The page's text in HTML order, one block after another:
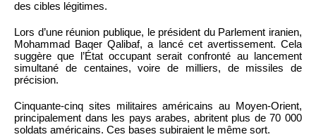
des cibles légitimes.
Lors d’une réunion publique, le président du Parlement iranien,
Mohammad Baqer Qalibaf, a lancé cet avertissement. Cela
suggère que l’État occupant serait confronté au lancement
simultané de centaines, voire de milliers, de missiles de
précision.
Cinquante-cinq sites militaires américains au Moyen-Orient,
principalement dans les pays arabes, abritent plus de 70 000
soldats américains. Ces bases subiraient le même sort.